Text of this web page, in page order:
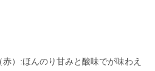
）:ほんのり甘みと酸味でが味わえ